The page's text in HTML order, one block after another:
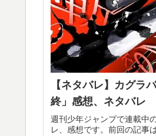
【ネタバレ】カグラ
終」感想、ネタバレ
週刊少年ジャンプで連載中
レ、感想です。前回の記事